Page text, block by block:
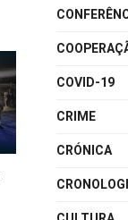
COVID-19
CRIME
CRÓNICA